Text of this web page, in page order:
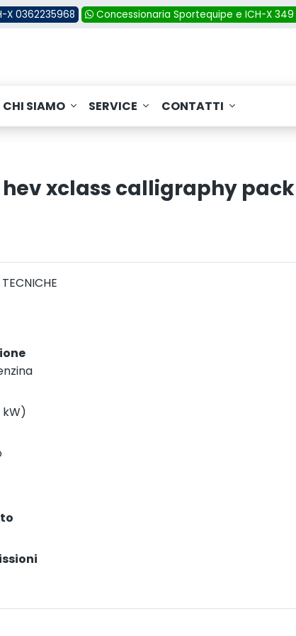
X 0362235968 Concessionaria Sportequipe e ICH-X 349
CHI SIAMO SERVICE CONTATTI
hev xclass calligraphy pack
kW)